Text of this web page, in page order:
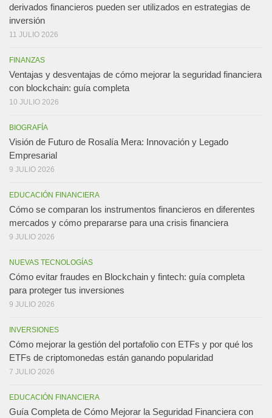
derivados financieros pueden ser utilizados en estrategias de
inversión
11 JULIO 2026
FINANZAS
Ventajas y desventajas de cómo mejorar la seguridad financiera
con blockchain: guía completa
10 JULIO 2026
BIOGRAFÍA
Visión de Futuro de Rosalía Mera: Innovación y Legado
Empresarial
9 JULIO 2026
EDUCACIÓN FINANCIERA
Cómo se comparan los instrumentos financieros en diferentes
mercados y cómo prepararse para una crisis financiera
9 JULIO 2026
NUEVAS TECNOLOGÍAS
Cómo evitar fraudes en Blockchain y fintech: guía completa
para proteger tus inversiones
9 JULIO 2026
INVERSIONES
Cómo mejorar la gestión del portafolio con ETFs y por qué los
ETFs de criptomonedas están ganando popularidad
7 JULIO 2026
EDUCACIÓN FINANCIERA
Guía Completa de Cómo Mejorar la Seguridad Financiera con